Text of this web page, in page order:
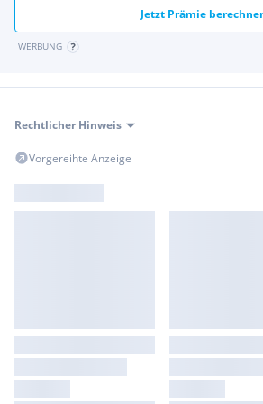
Seitenairbag (Sidebag) vorn
Sitz vorn links elektr. verstellbar
Sitz vorn rechts elektr. verstellbar
Start/Stop-Anlage
Touchpad (Mittelkonsole)
Vorrüstung Dachträgersystem
Zentralverriegelung mit Fernbedienung
Besichtigung nach
Airbags
Aktiver Brems-Assistent
Fußmatten Velours
Kommunikationsmodul (LTE) für die
Jetzt Prämie
WERBUNG
Rechtlicher Hinweis
Vorgereihte Anzeige